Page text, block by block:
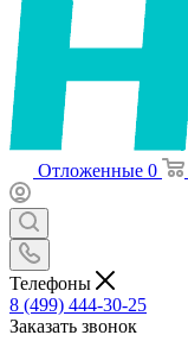
Отложенные 0
Телефоны
8 (499) 444-30-25
Заказать звонок